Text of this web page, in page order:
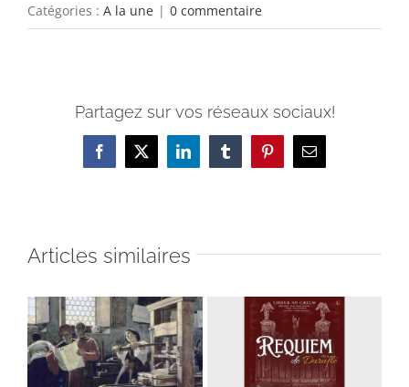
Catégories : A la une | 0 commentaire
Partagez sur vos réseaux sociaux!
Facebook
X LinkedInTumblrPinterestEmail
Articles similaires